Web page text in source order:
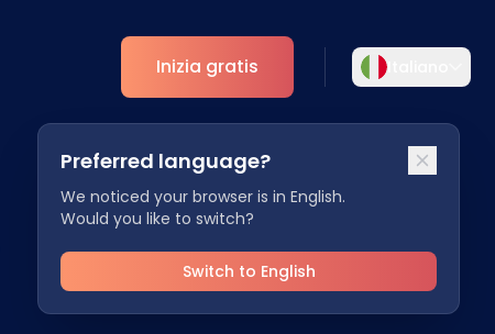
Analytics
Preferred language?
We noticed your browser is in English.
Would you like to switch?
Switch to English
Inizia gratis
Scegliete la vostra lingua preferita per
un'esperienza più personalizzata.
English Deutsch
Español Dansk